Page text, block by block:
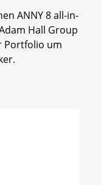
ANNY 8 all-in-
Hall Group
Portfolio um